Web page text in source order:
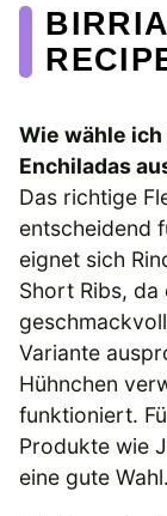
Wie wähle
Enchiladas
Das richtige
entscheidend
eignet sich
Short Ribs, da
Variante
Hühnchen
funktioniert.
Produkte wie
eine gute Wahl.